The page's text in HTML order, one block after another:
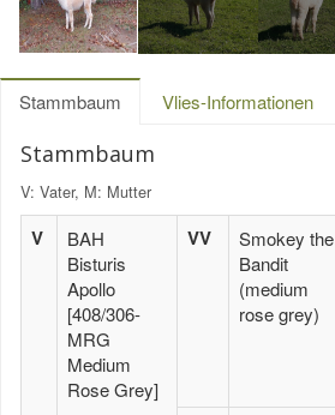
Stammbaum Vlies-Informationen
Stammbaum
V: Vater, M: Mutter
V
BAH
Bisturis
Apollo
[408/306-
MRG
Medium
Rose Grey]
VV
Smokey the
Bandit
(medium
rose grey)